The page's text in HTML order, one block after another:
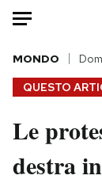
HOME
Italia
Politica
QUESTO
MONDO
Le
destra